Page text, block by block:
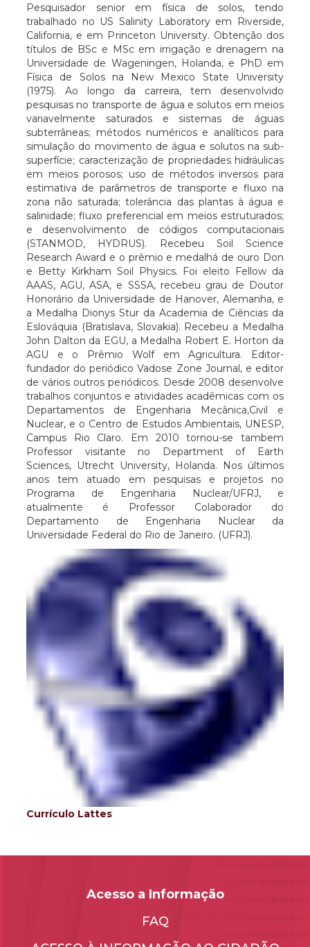
Pesquisador senior em física de solos, tendo
trabalhado no US Salinity Laboratory em Riverside,
California, e em Princeton University. Obtenção dos
títulos de BSc e MSc em irrigação e drenagem na
Universidade de Wageningen, Holanda, e PhD em
Física de Solos na New Mexico State University
(1975). Ao longo da carreira, tem desenvolvido
pesquisas no transporte de água e solutos em meios
variavelmente saturados e sistemas de águas
subterrâneas; métodos numéricos e analíticos para
simulação do movimento de água e solutos na sub-
superfície; caracterização de propriedades hidráulicas
em meios porosos; uso de métodos inversos para
estimativa de parâmetros de transporte e fluxo na
zona não saturada; tolerância das plantas à água e
salinidade; fluxo preferencial em meios estruturados;
e desenvolvimento de códigos computacionais
(STANMOD, HYDRUS). Recebeu Soil Science
Research Award e o prêmio e medalhá de ouro Don
e Betty Kirkham Soil Physics. Foi eleito Fellow da
AAAS, AGU, ASA, e SSSA, recebeu grau de Doutor
Honorário da Universidade de Hanover, Alemanha, e
a Medalha Dionys Stur da Academia de Ciências da
Eslováquia (Bratislava, Slovakia). Recebeu a Medalha
John Dalton da EGU, a Medalha Robert E. Horton da
AGU e o Prêmio Wolf em Agricultura. Editor-
fundador do periódico Vadose Zone Journal, e editor
de vários outros periódicos. Desde 2008 desenvolve
trabalhos conjuntos e atividades acadêmicas com os
Departamentos de Engenharia Mecânica,Civil e
Nuclear, e o Centro de Estudos Ambientais, UNESP,
Campus Rio Claro. Em 2010 tornou-se tambem
Professor visitante no Department of Earth
Sciences, Utrecht University, Holanda. Nos últimos
anos tem atuado em pesquisas e projetos no
Programa de Engenharia Nuclear/UFRJ, e
atualmente é Professor Colaborador do
Departamento de Engenharia Nuclear da
Universidade Federal do Rio de Janeiro. (UFRJ).
Currículo Lattes
Acesso a Informação
FAQ